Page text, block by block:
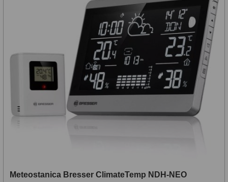
Meteostanica Bresser ClimateTemp NDH-NEO